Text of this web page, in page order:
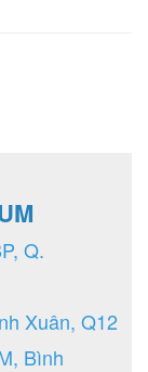
Q.
Xuân, Q12
Bình